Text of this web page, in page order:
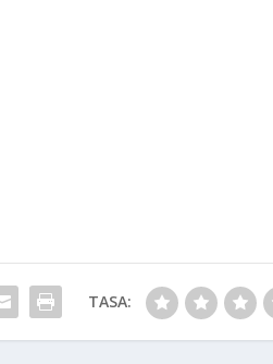
TASA: